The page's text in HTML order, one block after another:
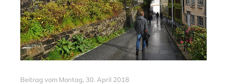
Beitrag vom Montag, 30. April 2018